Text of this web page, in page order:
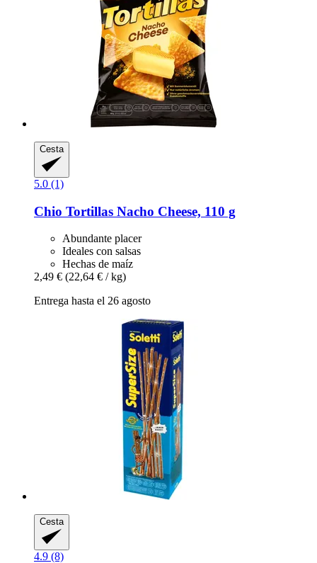
Cesta
5.0 (1)
Chio Tortillas Nacho Cheese, 110 g
Abundante placer
Ideales con salsas
Hechas de maíz
2,49 € (22,64 € / kg)
Entrega hasta el 26 agosto
Cesta
4.9 (8)